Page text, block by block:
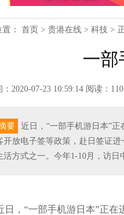
： 首页 > 贵港在线 > 科技 >
一部
：2020-07-23 10:59:14 阅读：
要
近日，“一部手机游日本”
开放电子签等政策，赴日签证
活方式之一。今年1-10月，访
日，“一部手机游日本”正